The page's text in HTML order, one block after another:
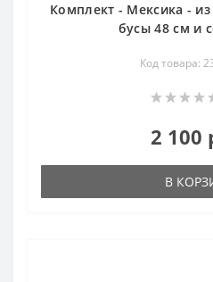
Комплект - Мексика -
бусы 48 см и
Код товара:
2 100
В